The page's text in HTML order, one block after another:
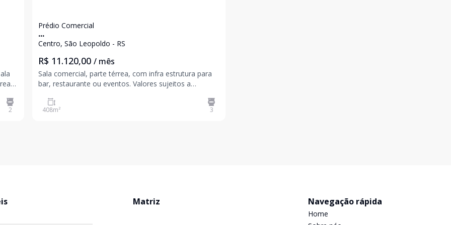
2
Prédio Comercial
...
Centro, São Leopoldo - RS
R$ 11.120,00 / mês
Sala comercial, parte térrea, com infra estrutura para
bar, restaurante ou eventos. Valores sujeitos a
408m² 3
Matriz Navegação rápida
Home